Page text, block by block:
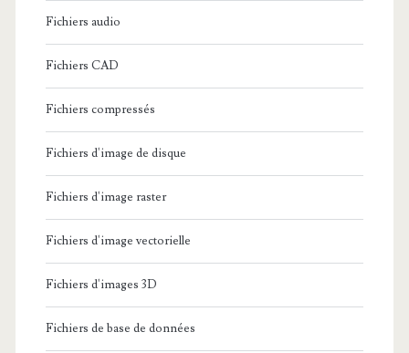
Fichiers audio
Fichiers CAD
Fichiers compressés
Fichiers d'image de disque
Fichiers d'image raster
Fichiers d'image vectorielle
Fichiers d'images 3D
Fichiers de base de données